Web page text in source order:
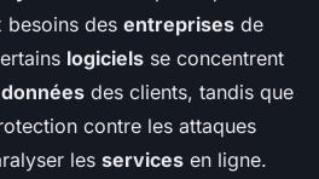
besoins des entreprises de
logiciels se concentrent
données des clients, tandis que
contre les attaques
les services en ligne.